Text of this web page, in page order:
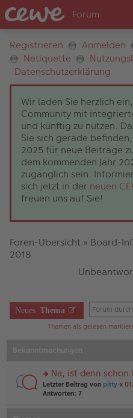
Registrieren Anmelden
Netiquette
Datenschutzerklärung
Wir laden Sie herzlich
Community mit
und künftig zu nutzen.
Sie sich gerade
2025 für neue Beiträge
dem kommenden Jahr
zugänglich sein.
sich jetzt in der neuen
freuen uns auf Sie!
Foren-Übersicht » Board-
2018
Neues Thema
Themen als gelesen
rs
te
Na, ist denn schon
Letzter Beitrag von pitty «
Antworten: 7